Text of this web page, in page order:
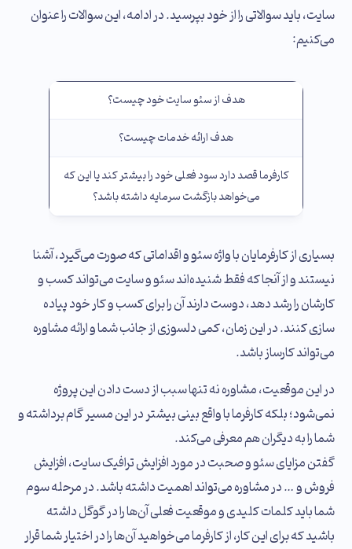
سایت، باید سوالاتی را از خود بپرسید. در ادامه، این سوالات را عنوان
می‌کنیم:
هدف از سئو سایت خود چیست؟
هدف ارائه خدمات چیست؟
کارفرما قصد دارد سود فعلی خود را بیشتر کند یا این که
می‌خواهد بازگشت سرمایه داشته باشد؟
بسیاری از کارفرمایان با واژه سئو و اقداماتی که صورت می‌گیرد، آشنا
نیستند و از آنجا که فقط شنیده‌اند سئو و سایت می‌تواند کسب و
کارشان را رشد دهد، دوست دارند آن را برای کسب و کار خود پیاده
سازی کنند. در این زمان، کمی دلسوزی از جانب شما و ارائه مشاوره
می‌تواند کارساز باشد.
در این موقعیت، مشاوره نه تنها سبب از دست دادن این پروژه
نمی‌شود؛ بلکه کارفرما با واقع بینی بیشتر در این مسیر گام برداشته و
شما را به دیگران هم معرفی می‌کند.
گفتن مزایای سئو و صحبت در مورد افزایش ترافیک سایت، افزایش
فروش و … در مشاوره می‌تواند اهمیت داشته باشد. در مرحله سوم
شما باید کلمات کلیدی و موقعیت فعلی آن‌ها را در گوگل داشته
باشید که برای این کار، از کارفرما می‌خواهید آن‌ها را در اختیار شما قرار